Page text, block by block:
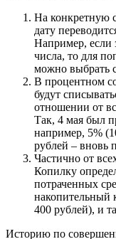
На конкретную
дату
Например, если
числа, то для
можно выбрать
В процентном
будут
отношении от
Так, 4 мая был
например, 5%
рублей – вновь
Частично от
Копилку
потраченных
накопительный
400 рублей), и
Историю по